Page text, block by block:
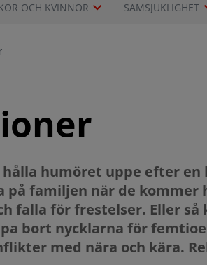
OCH KVINNOR SAMSJUKLIGHET
humöret uppe efter en
på familjen när de kommer
falla för frestelser. Eller så
bort nycklarna för
med nära och kära.